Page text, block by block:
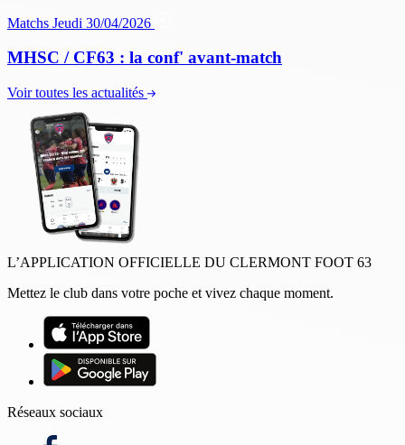
Matchs Jeudi 30/04/2026
MHSC / CF63 : la conf' avant-match
Voir toutes les actualités
L’APPLICATION OFFICIELLE DU CLERMONT FOOT 63
Mettez le club dans votre poche et vivez chaque moment.
Réseaux sociaux